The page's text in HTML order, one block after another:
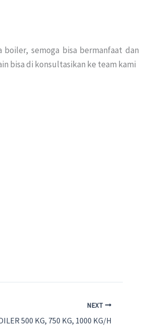
semoga bisa bermanfaat dan
bisa di konsultasikan ke team kami
NEXT
500 KG, 750 KG, 1000 KG/H